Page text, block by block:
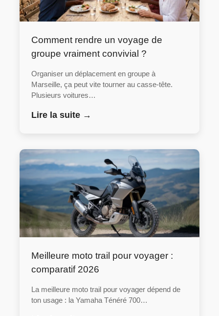
Comment rendre un voyage de
groupe vraiment convivial ?
Organiser un déplacement en groupe à
Marseille, ça peut vite tourner au casse-tête.
Plusieurs voitures…
Lire la suite →
Meilleure moto trail pour voyager :
comparatif 2026
La meilleure moto trail pour voyager dépend de
ton usage : la Yamaha Ténéré 700…